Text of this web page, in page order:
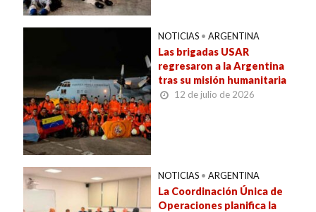
NOTICIAS • ARGENTINA
Las brigadas USAR
regresaron a la Argentina
tras su misión humanitaria
12 de julio de 2026
NOTICIAS • ARGENTINA
La Coordinación Única de
Operaciones planifica la